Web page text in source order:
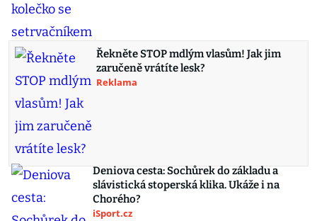
Řekněte STOP mdlým vlasům! Jak jim
zaručeně vrátíte lesk?
Reklama
Deniova cesta: Sochůrek do základu a
slávistická stoperská klika. Ukáže i na
Chorého?
iSport.cz